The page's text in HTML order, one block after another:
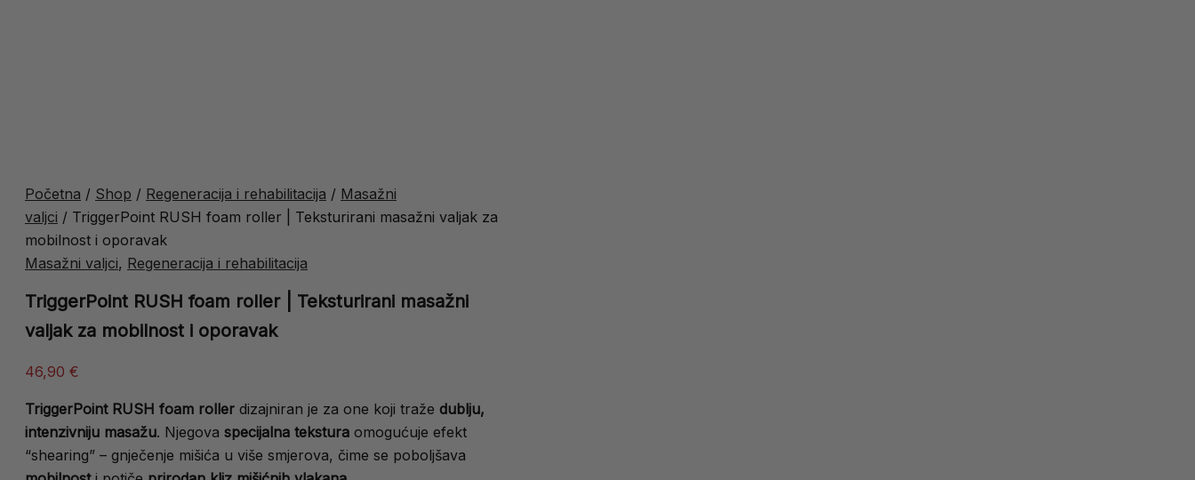
Početna / Shop / Regeneracija i rehabilitacija / Masažni
valjci / TriggerPoint RUSH foam roller | Teksturirani masažni valjak za
mobilnost i oporavak
Masažni valjci, Regeneracija i rehabilitacija
TriggerPoint RUSH foam roller | Teksturirani masažni
valjak za mobilnost i oporavak
46,90 €
TriggerPoint RUSH foam roller dizajniran je za one koji traže dublju,
intenzivniju masažu. Njegova specijalna tekstura omogućuje efekt
“shearing” – gnječenje mišića u više smjerova, čime se poboljšava